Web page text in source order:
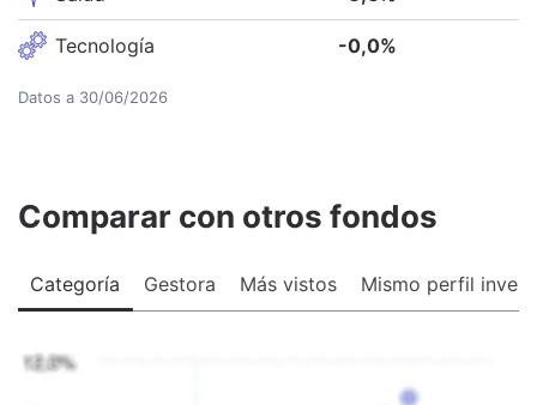
Tecnología -0,0%
Datos a 30/06/2026
Comparar con otros fondos
Categoría Gestora Más vistos Mismo perfil